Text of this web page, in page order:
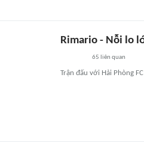
Rimario - Nỗi lo
65 liên quan
Trận đấu với Hải Phòng